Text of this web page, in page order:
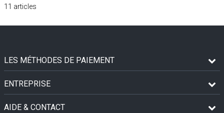
11 articles
LES MÉTHODES DE PAIEMENT
ENTREPRISE
AIDE & CONTACT